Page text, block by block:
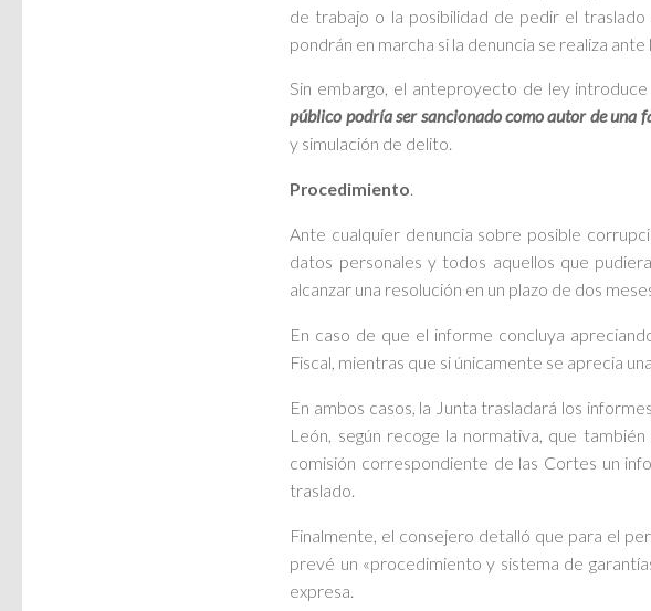
de trabajo o la posibilidad de pedir el traslado
pondrán en marcha si la denuncia se realiza ante
Sin embargo, el anteproyecto de ley
público podría ser sancionado como autor de una
y simulación de delito.
Procedimiento.
Ante cualquier denuncia sobre posible
datos personales y todos aquellos que
alcanzar una resolución en un plazo de dos
En caso de que el informe concluya
Fiscal, mientras que si únicamente se aprecia
En ambos casos, la Junta trasladará los
León, según recoge la normativa, que
comisión correspondiente de las Cortes un
traslado.
Finalmente, el consejero detalló que para el
prevé un «procedimiento y sistema de
expresa.